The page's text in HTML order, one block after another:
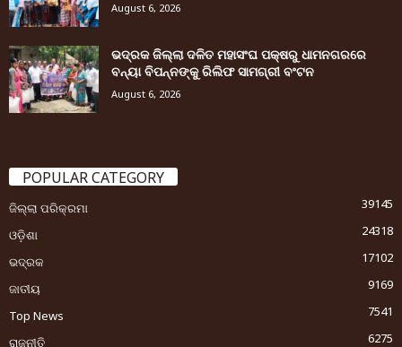
August 6, 2026
ଭଦ୍ରକ ଜିଲ୍ଲା ଦଳିତ ମହାସଂଘ ପକ୍ଷରୁ ଧାମନଗରରେ
ବନ୍ୟା ବିପନ୍ନଙ୍କୁ ରିଲିଫ ସାମଗ୍ରୀ ବଂଟନ
August 6, 2026
POPULAR CATEGORY
ଜିଲ୍ଲା ପରିକ୍ରମା
39145
ଓଡ଼ିଶା
24318
ଭଦ୍ରକ
17102
ଜାତୀୟ
9169
Top News
7541
ରାଜନୀତି
6275